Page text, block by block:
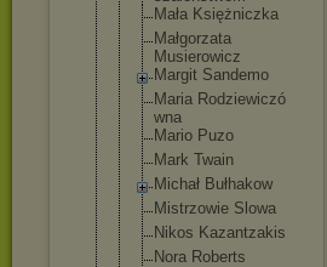
Mała Księżniczka
Małgorzata
Musierowicz
Margit Sandemo
Maria Rodziewiczó
wna
Mario Puzo
Mark Twain
Michał Bułhakow
Mistrzowie Slowa
Nikos Kazantzakis
Nora Roberts